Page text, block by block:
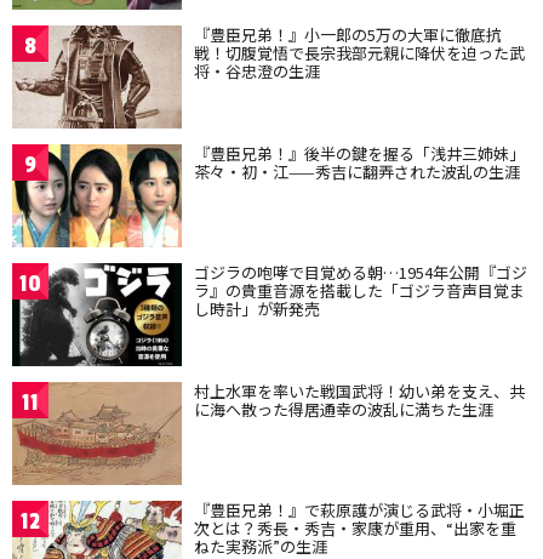
8 『豊臣兄弟！』小一郎の5万の大軍に徹底抗
戦！切腹覚悟で長宗我部元親に降伏を迫った武
将・谷忠澄の生涯
9 『豊臣兄弟！』後半の鍵を握る「浅井三姉妹」
茶々・初・江——秀吉に翻弄された波乱の生涯
10 ゴジラの咆哮で目覚める朝…1954年公開『ゴジ
ラ』の貴重音源を搭載した「ゴジラ音声目覚ま
し時計」が新発売
11 村上水軍を率いた戦国武将！幼い弟を支え、共
に海へ散った得居通幸の波乱に満ちた生涯
12 『豊臣兄弟！』で萩原護が演じる武将・小堀正
次とは？秀長・秀吉・家康が重用、“出家を重
ねた実務派”の生涯